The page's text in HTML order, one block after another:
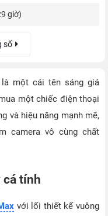
là một cái tên sáng giá
một chiếc điện thoại
và hiệu năng mạnh mẽ,
camera vô cùng chất
cá tính
với lối thiết kế vuông
giờ)
số